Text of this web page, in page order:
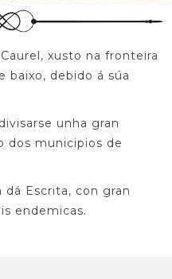
xusto na fronteira
baixo, debido á súa
unha gran
dos municipios de
dá Escrita, con gran
endemicas.